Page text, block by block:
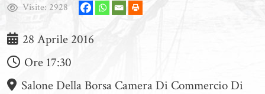
Visite: 2928
28 Aprile 2016
Ore 17:30
Salone Della Borsa Camera Di Commercio Di